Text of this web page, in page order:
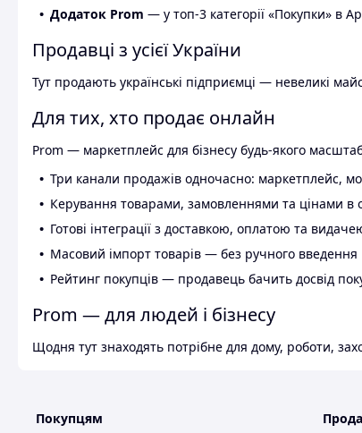
Додаток Prom — у топ-3 категорії «Покупки» в
Продавці з усієї України
Тут продають українські підприємці — невеликі
Для тих, хто продає онлайн
Prom — маркетплейс для бізнесу будь-якого
Три канали продажів одночасно: маркетплейс,
Керування товарами, замовленнями та цінами в
Готові інтеграції з доставкою, оплатою та
Масовий імпорт товарів — без ручного введення
Рейтинг покупців — продавець бачить досвід
Prom — для людей і бізнесу
Щодня тут знаходять потрібне для дому, роботи,
Покупцям